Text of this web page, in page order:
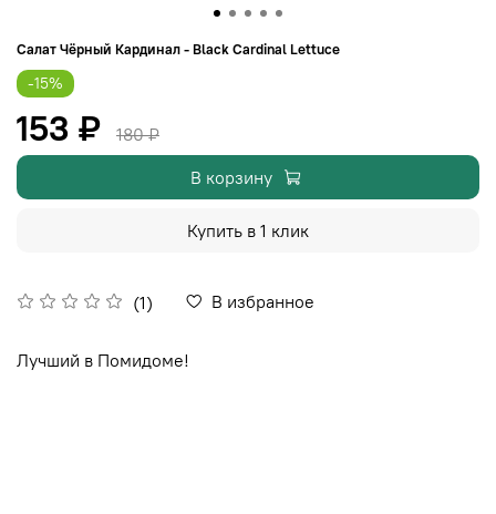
Салат Чёрный Кардинал - Black Cardinal Lettuce
(1) В избранное
-15%
153 ₽
180 ₽
В корзину
Купить в 1 клик
Лучший в Помидоме!